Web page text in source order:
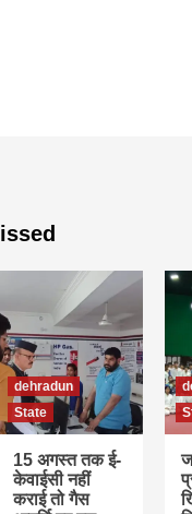
dehradun
State
15 अगस्त तक ई-
केवाईसी नहीं
कराई तो गैस